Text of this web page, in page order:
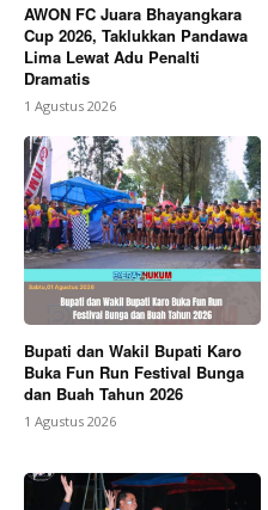
AWON FC Juara Bhayangkara
Cup 2026, Taklukkan Pandawa
Lima Lewat Adu Penalti
Dramatis
1 Agustus 2026
Bupati dan Wakil Bupati Karo
Buka Fun Run Festival Bunga
dan Buah Tahun 2026
1 Agustus 2026